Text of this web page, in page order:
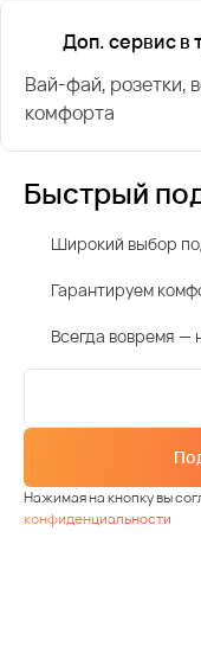
Доп. сервис в
Вай-фай, розетки,
комфорта
Быстрый
Широкий выбор
Гарантируем
Всегда вовремя —
Нажимая на кнопку вы
конфиденциальности